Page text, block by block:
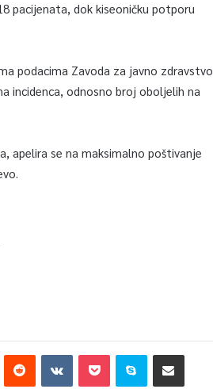
pacijenata, dok kiseoničku potporu
podacima Zavoda za javno zdravstvo
incidenca, odnosno broj oboljelih na
apelira se na maksimalno poštivanje